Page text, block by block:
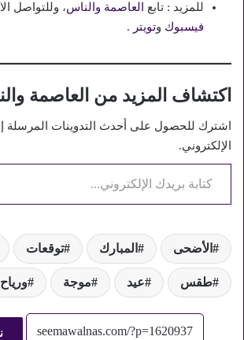
للمزيد : تابع
العاصمة والناس، وللتواصل
فيسبوك وتويتر .
اكتشاف المزيد من العاصمة
اشترك للحصول على أحدث التدوينات المرسلة
الإلكتروني.
كتابة بريدك الإلكتروني...
الأضحى المبارك توقعات
طقس عيد موجة ورياح